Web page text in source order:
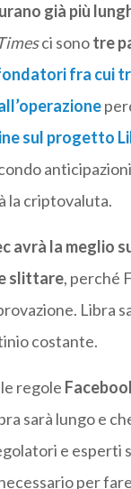
già più
ci sonotre
fra cui
sul progetto
la criptovaluta.
avrà la meglio
slittare, perché
Libra
costante.
regole
sarà lungo e
e esperti
per